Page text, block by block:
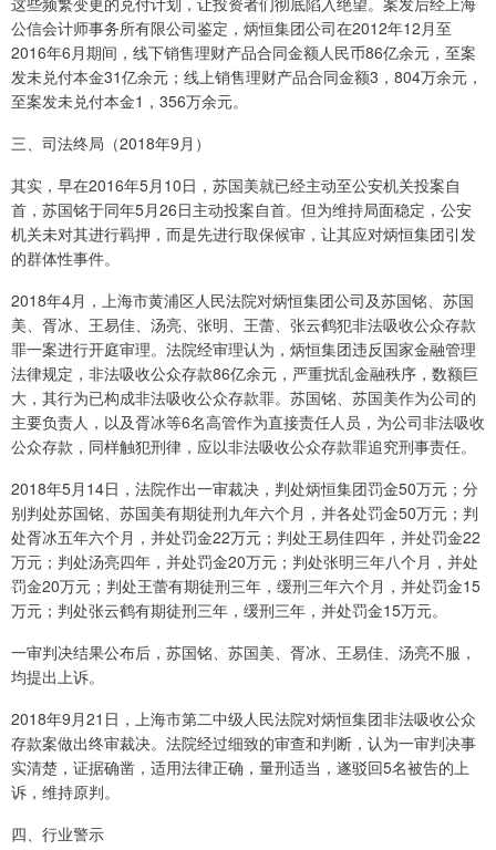
公信会计师事务所有限公司鉴定，炳恒集团公司在2012年12月至
2016年6月期间，线下销售理财产品合同金额人民币86亿余元，至案
发未兑付本金31亿余元；线上销售理财产品合同金额3，804万余元，
至案发未兑付本金1，356万余元。
三、司法终局（2018年9月）
其实，早在2016年5月10日，苏国美就已经主动至公安机关投案自
首，苏国铭于同年5月26日主动投案自首。但为维持局面稳定，公安
机关未对其进行羁押，而是先进行取保候审，让其应对炳恒集团引发
的群体性事件。
2018年4月，上海市黄浦区人民法院对炳恒集团公司及苏国铭、苏国
美、胥冰、王易佳、汤亮、张明、王蕾、张云鹤犯非法吸收公众存款
罪一案进行开庭审理。法院经审理认为，炳恒集团违反国家金融管理
法律规定，非法吸收公众存款86亿余元，严重扰乱金融秩序，数额巨
大，其行为已构成非法吸收公众存款罪。苏国铭、苏国美作为公司的
主要负责人，以及胥冰等6名高管作为直接责任人员，为公司非法吸收
公众存款，同样触犯刑律，应以非法吸收公众存款罪追究刑事责任。
2018年5月14日，法院作出一审裁决，判处炳恒集团罚金50万元；分
别判处苏国铭、苏国美有期徒刑九年六个月，并各处罚金50万元；判
处胥冰五年六个月，并处罚金22万元；判处王易佳四年，并处罚金22
万元；判处汤亮四年，并处罚金20万元；判处张明三年八个月，并处
罚金20万元；判处王蕾有期徒刑三年，缓刑三年六个月，并处罚金15
万元；判处张云鹤有期徒刑三年，缓刑三年，并处罚金15万元。
一审判决结果公布后，苏国铭、苏国美、胥冰、王易佳、汤亮不服，
均提出上诉。
2018年9月21日，上海市第二中级人民法院对炳恒集团非法吸收公众
存款案做出终审裁决。法院经过细致的审查和判断，认为一审判决事
实清楚，证据确凿，适用法律正确，量刑适当，遂驳回5名被告的上
诉，维持原判。
四、行业警示